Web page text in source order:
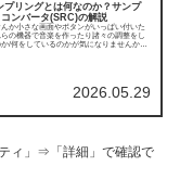
プリングとは何なのか？サンプ
ンバータ(SRC)の解説
か小さな画面やボタンがいっぱい付いた
の機器で音楽を作ったり諸々の調整をし
/何をしているのかが気になりませんか？
2026.05.29
ィ」⇒「詳細」で確認で